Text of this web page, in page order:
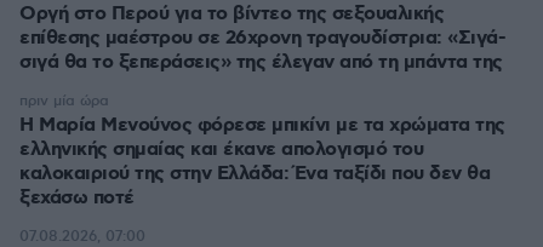
Οργή στο Περού για το βίντεο της σεξουαλικής
επίθεσης μαέστρου σε 26χρονη τραγουδίστρια: «Σιγά-
σιγά θα το ξεπεράσεις» της έλεγαν από τη μπάντα της
Η Μαρία Μενούνος φόρεσε μπικίνι με τα χρώματα της
ελληνικής σημαίας και έκανε απολογισμό του
καλοκαιριού της στην Ελλάδα: Ένα ταξίδι που δεν θα
ξεχάσω ποτέ
πριν μία ώρα
07.08.2026, 07:00